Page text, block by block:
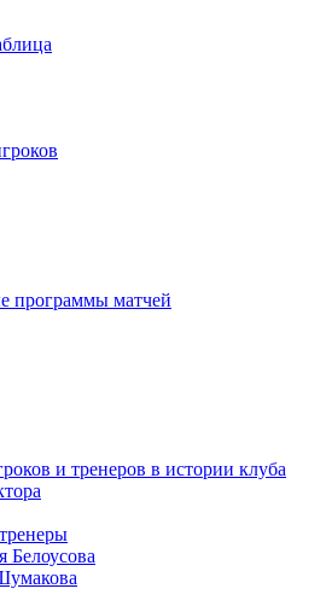
программы матчей
и тренеров в истории клуба
Белоусова